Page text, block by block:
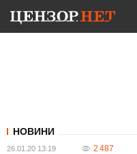
НОВИНИ
26.01.20 13:19 2 487